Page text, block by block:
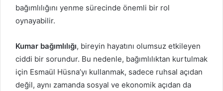
bağımlılığını yenme sürecinde önemli bir rol
oynayabilir.
Kumar bağımlılığı, bireyin hayatını olumsuz etkileyen
ciddi bir sorundur. Bu nedenle, bağımlılıktan kurtulmak
için Esmaül Hüsna’yı kullanmak, sadece ruhsal açıdan
değil, aynı zamanda sosyal ve ekonomik açıdan da